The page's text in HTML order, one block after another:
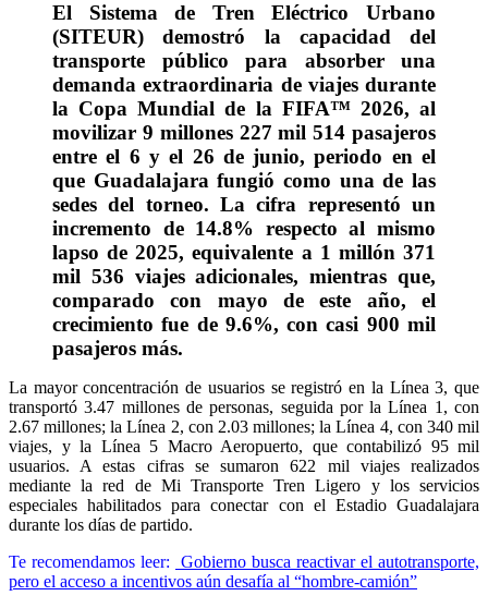
El Sistema de Tren Eléctrico Urbano
(SITEUR) demostró la capacidad del
transporte público para absorber una
demanda extraordinaria de viajes durante
la Copa Mundial de la FIFA™ 2026, al
movilizar 9 millones 227 mil 514 pasajeros
entre el 6 y el 26 de junio, periodo en el
que Guadalajara fungió como una de las
sedes del torneo. La cifra representó un
incremento de 14.8% respecto al mismo
lapso de 2025, equivalente a 1 millón 371
mil 536 viajes adicionales, mientras que,
comparado con mayo de este año, el
crecimiento fue de 9.6%, con casi 900 mil
pasajeros más.
La mayor concentración de usuarios se registró en la Línea 3, que
transportó 3.47 millones de personas, seguida por la Línea 1, con
2.67 millones; la Línea 2, con 2.03 millones; la Línea 4, con 340 mil
viajes, y la Línea 5 Macro Aeropuerto, que contabilizó 95 mil
usuarios. A estas cifras se sumaron 622 mil viajes realizados
mediante la red de Mi Transporte Tren Ligero y los servicios
especiales habilitados para conectar con el Estadio Guadalajara
durante los días de partido.
Te recomendamos leer:
Gobierno busca reactivar el autotransporte,
pero el acceso a incentivos aún desafía al “hombre-camión”